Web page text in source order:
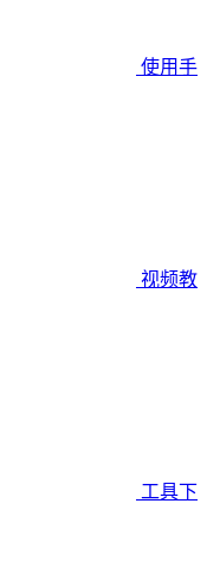
使用手
视频教
工具下